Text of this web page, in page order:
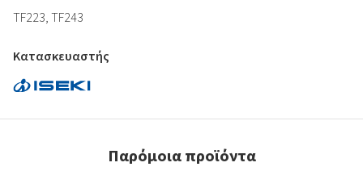
TF223, TF243
Κατασκευαστής
Παρόμοια προϊόντα